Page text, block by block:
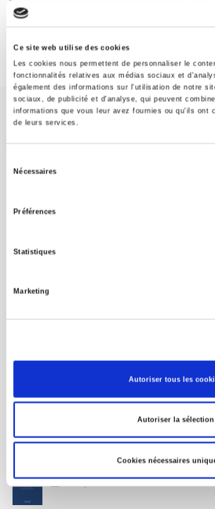
Ce site web utilise des cookies
Les cookies nous permettent de personnaliser le
fonctionnalités relatives aux médias sociaux et
également des informations sur l'utilisation de notre
sociaux, de publicité et d'analyse, qui peuvent
informations que vous leur avez fournies ou qu'ils ont
de leurs services.
Nécessaires
Préférences
Statistiques
Marketing
Autoriser tous les
Autoriser la sélection
Cookies nécessaires
Maison d'édition dédiée aux sciences
Presses de Sciences Po participent
à la transmission des savoirs et des
FOREIGN RIGHTS
POUR LES LIBRAIRES
MON COMPTE
La France et l'Union
4 sept. 2026